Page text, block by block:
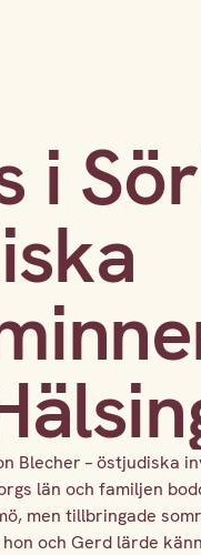
i
Blecher – östjudiska
län och familjen
men tillbringade
och Gerd lärde